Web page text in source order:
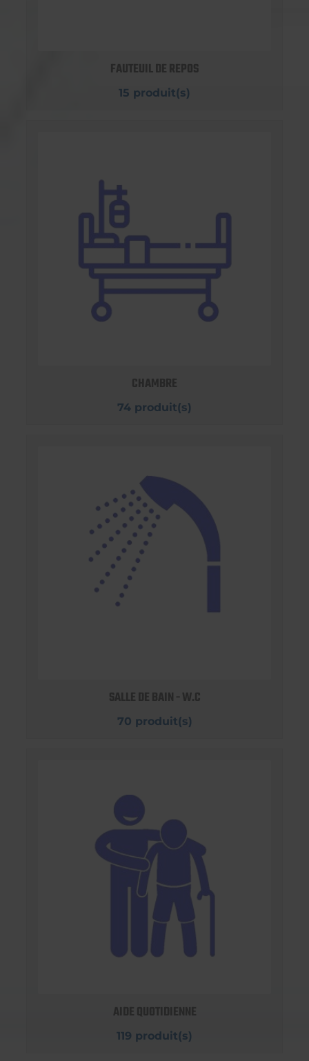
FAUTEUIL DE REPOS
15 produit(s)
CHAMBRE
74 produit(s)
SALLE DE BAIN - W.C
70 produit(s)
AIDE QUOTIDIENNE
119 produit(s)